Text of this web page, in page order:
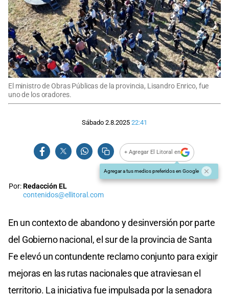
El ministro de Obras Públicas de la provincia, Lisandro Enrico, fue
uno de los oradores.
Sábado 2.8.2025 22:41
+ Agregar El Litoral en
Agregar a tus medios preferidos en Google
Por:Redacción EL
contenidos@ellitoral.com
En un contexto de abandono y desinversión por parte
del Gobierno nacional, el sur de la provincia de Santa
Fe elevó un contundente reclamo conjunto para exigir
mejoras en las rutas nacionales que atraviesan el
territorio. La iniciativa fue impulsada por la senadora